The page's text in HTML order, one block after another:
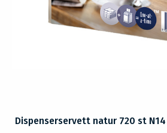
Dispenserservett natur 720 st N14